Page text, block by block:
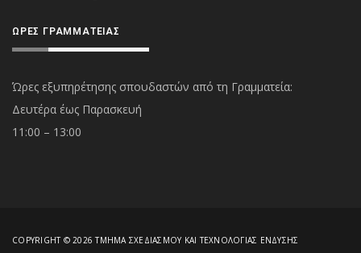
ΏΡΕΣ ΓΡΑΜΜΑΤΕΊΑΣ
Ώρες εξυπηρέτησης σπουδαστών από τη Γραμματεία:
Δευτέρα έως Παρασκευή
11:00 – 13:00
COPYRIGHT © 2026 ΤΜΉΜΑ ΣΧΕΔΙΑΣΜΟΎ ΚΑΙ ΤΕΧΝΟΛΟΓΊΑΣ ΈΝΔΥΣΗΣ